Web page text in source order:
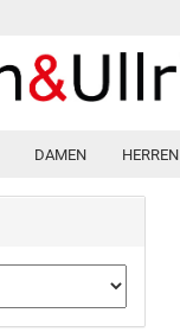
DAMEN HERREN